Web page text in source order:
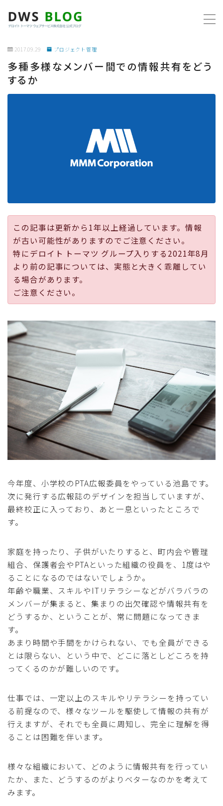
ホーム
AWS
公式ページ
2017.09.29 プロジェクト管理
多種多様なメンバー間での情報共有をどう
するか
この記事は更新から1年以上経過しています。情報
が古い可能性がありますのでご注意ください。
特にデロイト トーマツ グループ入りする2021年8月
より前の記事については、実態と大きく乖離してい
る場合があります。
ご注意ください。
今年度、小学校のPTA広報委員をやっている池島です。
次に発行する広報誌のデザインを担当していますが、
最終校正に入っており、あと一息といったところで
す。
家庭を持ったり、子供がいたりすると、町内会や管理
組合、保護者会やPTAといった組織の役員を、1度はや
ることになるのではないでしょうか。
年齢や職業、スキルやITリテラシーなどがバラバラの
メンバーが集まると、集まりの出欠確認や情報共有を
どうするか、ということが、常に問題になってきま
す。
あまり時間や手間をかけられない、でも全員ができる
とは限らない、という中で、どこに落としどころを持
ってくるのかが難しいのです。
仕事では、一定以上のスキルやリテラシーを持ってい
る前提なので、様々なツールを駆使して情報の共有が
行えますが、それでも全員に周知し、完全に理解を得
ることは困難を伴います。
様々な組織において、どのように情報共有を行ってい
たか、また、どうするのがよりベターなのかを考えて
みます。